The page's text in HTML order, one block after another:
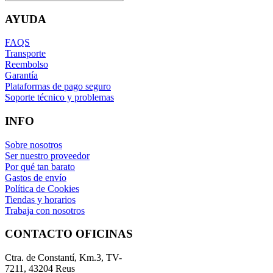
AYUDA
FAQS
Transporte
Reembolso
Garantía
Plataformas de pago seguro
Soporte técnico y problemas
INFO
Sobre nosotros
Ser nuestro proveedor
Por qué tan barato
Gastos de envío
Política de Cookies
Tiendas y horarios
Trabaja con nosotros
CONTACTO OFICINAS
Ctra. de Constantí, Km.3, TV-
7211, 43204 Reus